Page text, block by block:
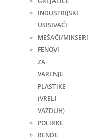
INDUSTRIJSKI
USISIVAČI
MEŠAČI/MIKSERI
FENOVI
ZA
VARENJE
PLASTIKE
(VRELI
VAZDUH)
POLIRKE
RENDE